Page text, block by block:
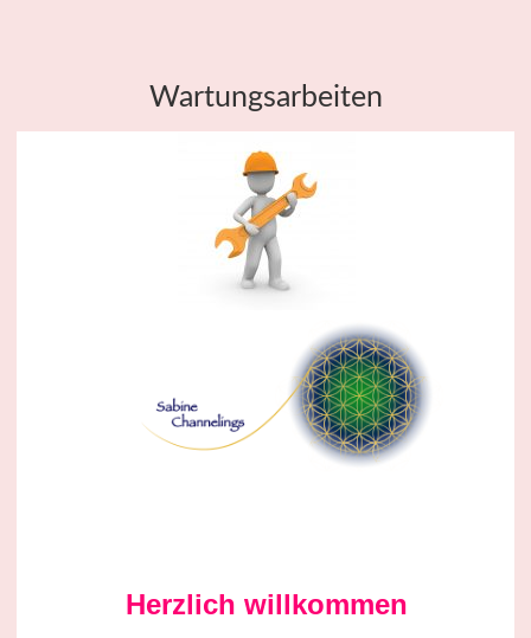
Wartungsarbeiten
Herzlich willkommen